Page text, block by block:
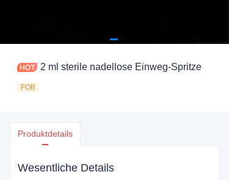
2 ml sterile nadellose Einweg-Spritze
FOB
Produktdetails
Wesentliche Details